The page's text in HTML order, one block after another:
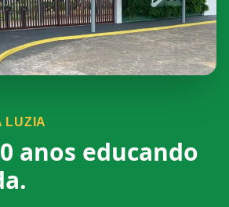
LUZIA
anos educando